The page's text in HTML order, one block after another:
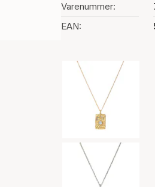
Varenummer:
EAN:
Valg af farve